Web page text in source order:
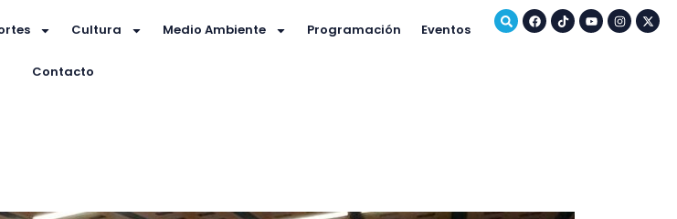
Cultura Medio Ambiente Programación Eventos
Contacto